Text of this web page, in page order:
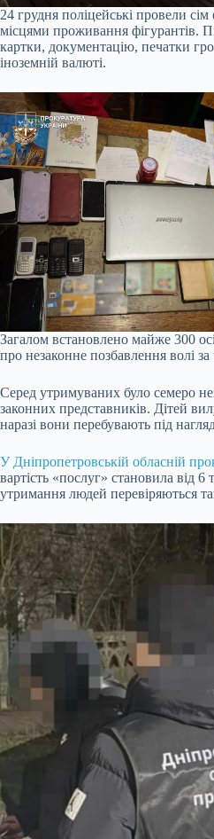
24 грудня поліцейські провели
місцями проживання фігурантів.
картки, документацію, печатки
іноземній валюті.
Загалом встановлено майже 300
про незаконне позбавлення волі
Серед утримуваних було семеро
законних представників. Дітей
наразі вони перебувають під
У Дніпропетровській обласній
вартість «послуг» становила від
утримання людей перевіряються